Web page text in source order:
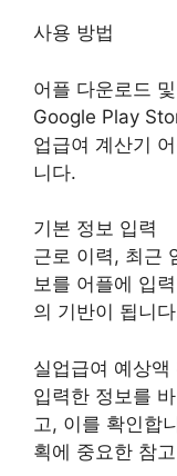
사용 방법
어플 다운로드
Google Play
업급여 계산기
니다.
기본 정보 입력
근로 이력, 최근
보를 어플에 입
의 기반이 됩니
실업급여 예상액
입력한 정보를
고, 이를 확인합
획에 중요한 참